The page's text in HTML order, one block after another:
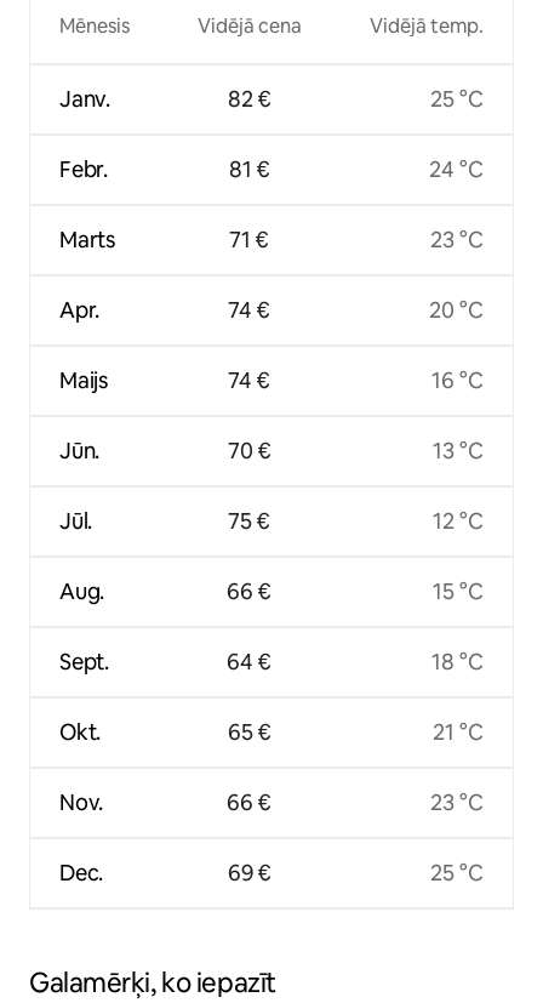
Mēnesis
Janv.
Febr.
Marts
Apr.
Maijs
Jūn.
Jūl.
Aug.
Sept.
Okt.
Nov.
Dec.
Vidējā cena
82 €
81 €
71 €
74 €
74 €
70 €
75 €
66 €
64 €
65 €
66 €
69 €
Vidējā temp.
25 °C
24 °C
23 °C
20 °C
16 °C
13 °C
12 °C
15 °C
18 °C
21 °C
23 °C
25 °C
Galamērķi, ko iepazīt